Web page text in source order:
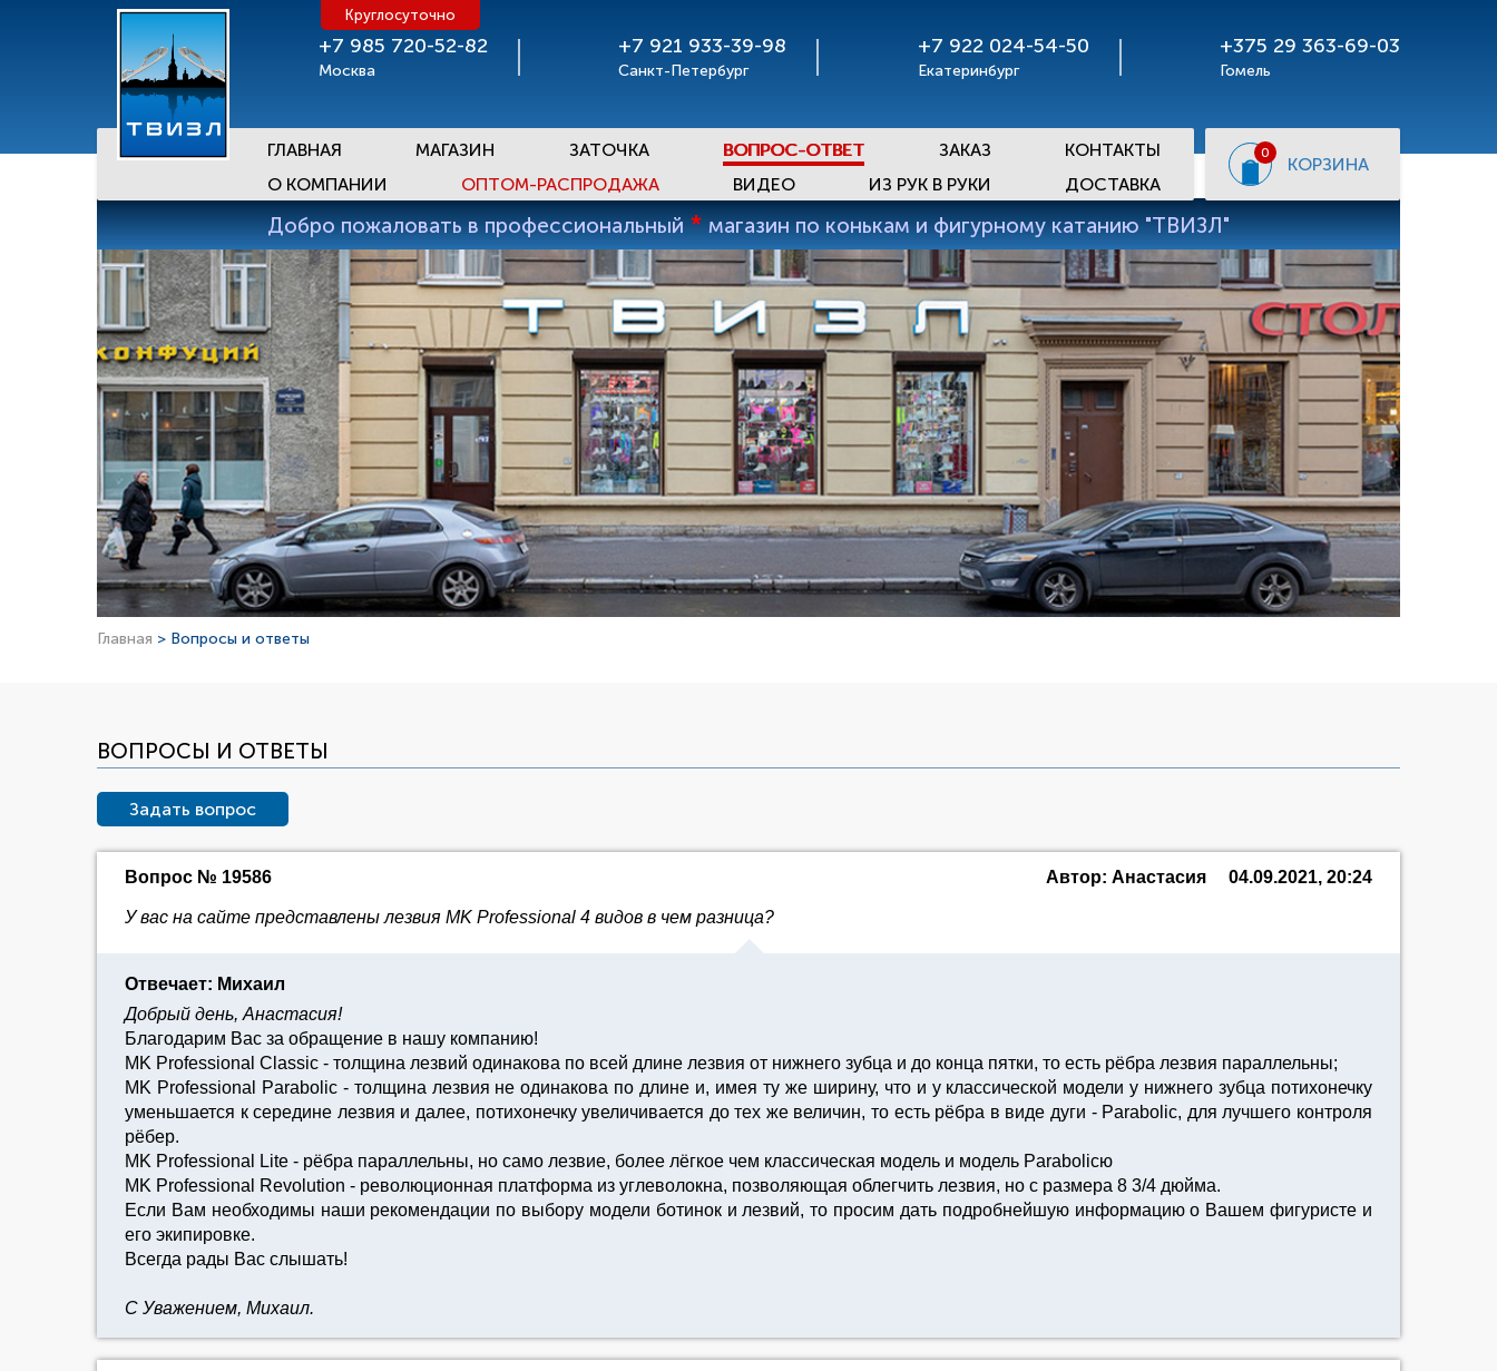
+7 985 720-52-82
Москва
Круглосуточно
+7 921 933-39-98
Санкт-Петербург
+7 922 024-54-50
Екатеринбург
+375 29 363-69-03
Гомель
ГЛАВНАЯ МАГАЗИН ЗАТОЧКА ВОПРОС-ОТВЕТ ЗАКАЗ
КОНТАКТЫ
О КОМПАНИИ
ОПТОМ-РАСПРОДАЖА ВИДЕО ИЗ РУК В РУКИ ДОСТАВКА
0
КОРЗИНА
Добро пожаловать в профессиональный * магазин по конькам и фигурному катанию "ТВИЗЛ"
Главная > Вопросы и ответы
ВОПРОСЫ И ОТВЕТЫ
Задать вопрос
Вопрос № 19586 Автор: Анастасия 04.09.2021, 20:24
У вас на сайте представлены лезвия MK Professional 4 видов в чем разница?
Отвечает: Михаил
Добрый день, Анастасия!
Благодарим Вас за обращение в нашу компанию!
MK Professional Classic - толщина лезвий одинакова по всей длине лезвия от нижнего зубца и до конца пятки, то есть рёбра лезвия параллельны;
MK Professional Parabolic - толщина лезвия не одинакова по длине и, имея ту же ширину, что и у классической модели у нижнего зубца потихонечку
уменьшается к середине лезвия и далее, потихонечку увеличивается до тех же величин, то есть рёбра в виде дуги - Parabolic, для лучшего контроля
рёбер.
MK Professional Lite - рёбра параллельны, но само лезвие, более лёгкое чем классическая модель и модель Parabolicю
MK Professional Revolution - революционная платформа из углеволокна, позволяющая облегчить лезвия, но с размера 8 3/4 дюйма.
Если Вам необходимы наши рекомендации по выбору модели ботинок и лезвий, то просим дать подробнейшую информацию о Вашем фигуристе и
его экипировке.
Всегда рады Вас слышать!
С Уважением, Михаил.